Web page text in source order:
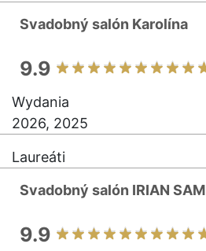
Svadobný salón Karolína
9.9
Wydania
2026, 2025
Laureáti
Svadobný salón IRIAN SAM
9.9